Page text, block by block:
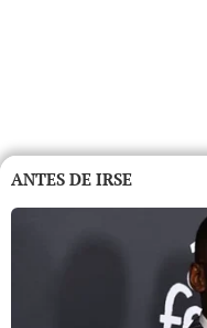
ANTES DE IRSE